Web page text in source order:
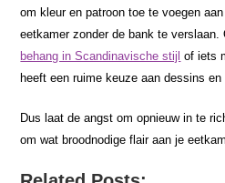
om kleur en patroon toe te voegen
eetkamer zonder de bank te
behang in Scandinavische stijl of iets
heeft een ruime keuze aan dessins en
Dus laat de angst om opnieuw in te
om wat broodnodige flair aan je